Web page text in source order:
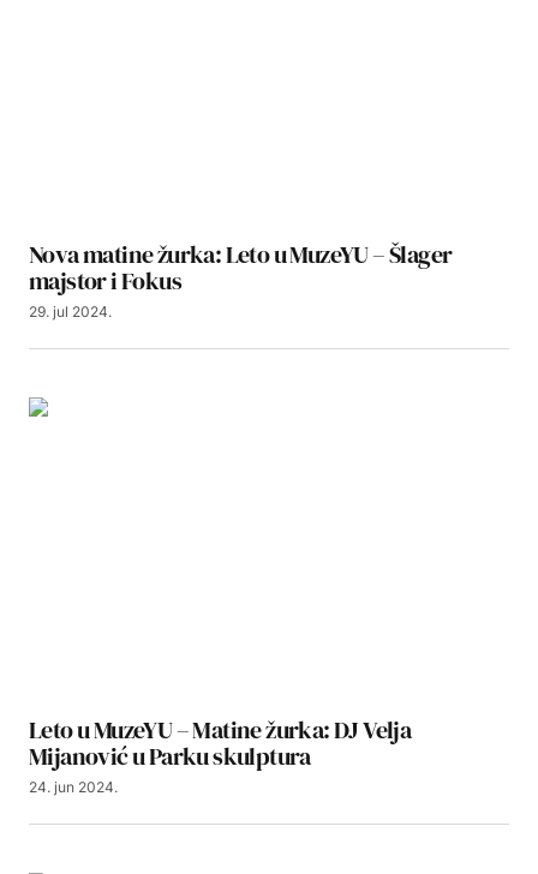
Nova matine žurka: Leto u MuzeYU – Šlager
majstor i Fokus
29. jul 2024.
Leto u MuzeYU – Matine žurka: DJ Velja
Mijanović u Parku skulptura
24. jun 2024.